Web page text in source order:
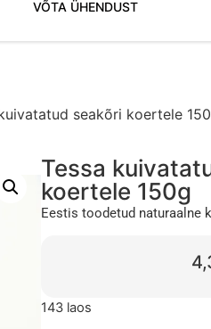
VÕTA ÜHENDUST
seakõri koertele
Tessa
koertele 150g
Eestis toodetud naturaalne
143 laos